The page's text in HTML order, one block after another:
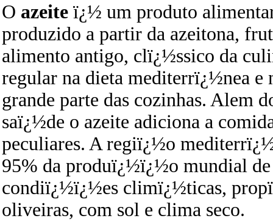
O azeite ï¿½ um produto
produzido a partir da azeitona,
alimento antigo, clï¿½ssico da
regular na dieta mediterrï¿½nea e
grande parte das cozinhas. Alem
saï¿½de o azeite adiciona a
peculiares. A regiï¿½o
95% da produï¿½ï¿½o mundial de
condiï¿½ï¿½es climï¿½ticas,
oliveiras, com sol e clima seco.